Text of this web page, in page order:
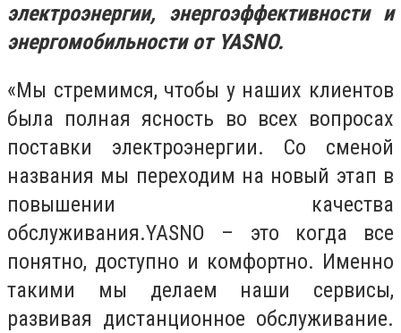
электроэнергии, энергоэффективности и
энергомобильности от YASNO.
«Мы стремимся, чтобы у наших клиентов
была полная ясность во всех вопросах
поставки электроэнергии. Со сменой
названия мы переходим на новый этап в
повышении качества
обслуживания.YASNO – это когда все
понятно, доступно и комфортно. Именно
такими мы делаем наши сервисы,
развивая дистанционное обслуживание.